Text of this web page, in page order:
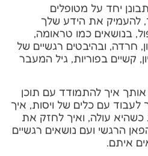
יחד על מטופלים
להעמיק את הידע שלך
בנושאים כמו טראומה,
חרדה, ובהיבטים רגשיים של
קשיים בפוריות, גיל המעבר
איך להתמודד עם תוכן
לעבוד עם כלים של ויסות, איך
כשהיא עולה, ואיך לחזק את
הרגשי ועם נושאים רגשיים
איתם.